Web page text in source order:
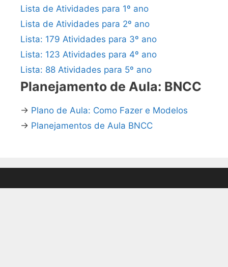
Lista de Atividades para 1º ano
Lista de Atividades para 2º ano
Lista: 179 Atividades para 3º ano
Lista: 123 Atividades para 4º ano
Lista: 88 Atividades para 5º ano
Planejamento de Aula: BNCC
→ Plano de Aula: Como Fazer e Modelos
→ Planejamentos de Aula BNCC